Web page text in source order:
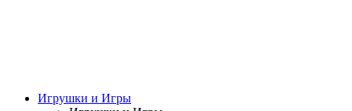
Игрушки и Игры